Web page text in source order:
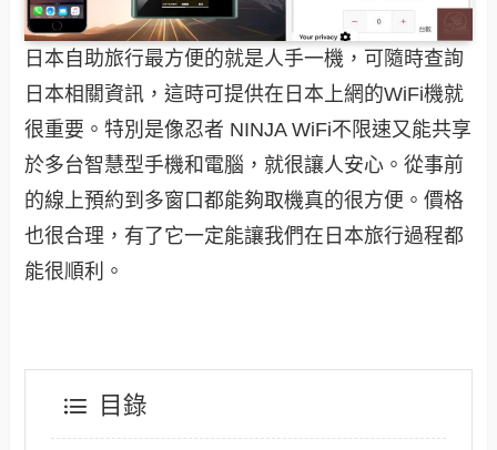
日本自助旅行最方便的就是人手一機，可隨時查詢
日本相關資訊，這時可提供在日本上網的WiFi機就
很重要。特別是像忍者 NINJA WiFi不限速又能共享
於多台智慧型手機和電腦，就很讓人安心。從事前
的線上預約到多窗口都能夠取機真的很方便。價格
也很合理，有了它一定能讓我們在日本旅行過程都
能很順利。
目錄